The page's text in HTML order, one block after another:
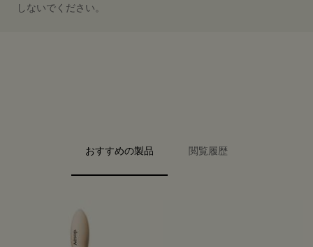
しないでください。
PDP carousel with text
PDP Video Flowplayer just on mobile
おすすめの製品 閲覧履歴